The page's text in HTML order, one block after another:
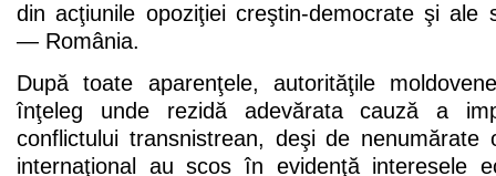
din acţiunile opoziţiei creştin-democrate şi ale
— România.
După toate aparenţele, autorităţile
înţeleg unde rezidă adevărata cauză a
conflictului transnistrean, deşi de
internaţional au scos în evidenţă interesele